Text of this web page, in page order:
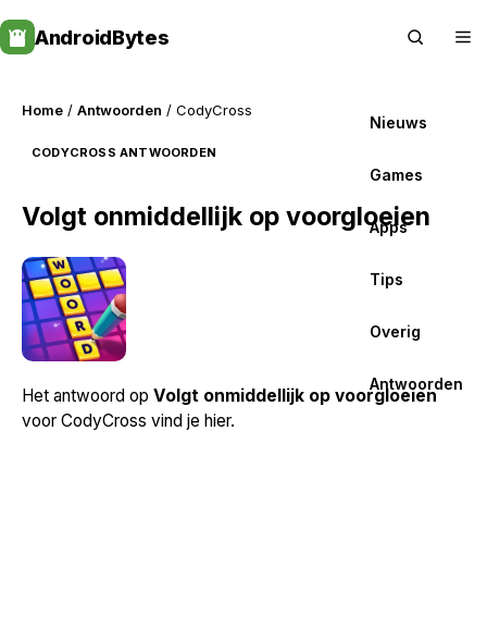
to
content
AndroidBytes
Nieuws
Games
Apps
Tips
Overig
Antwoorden
Home / Antwoorden / CodyCross
CODYCROSS ANTWOORDEN
Volgt onmiddellijk op voorgloeien
Het antwoord op Volgt onmiddellijk op voorgloeien
voor CodyCross vind je hier.